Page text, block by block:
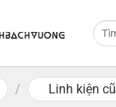
Tìm
kiếm:
/ Linh kiện cũ